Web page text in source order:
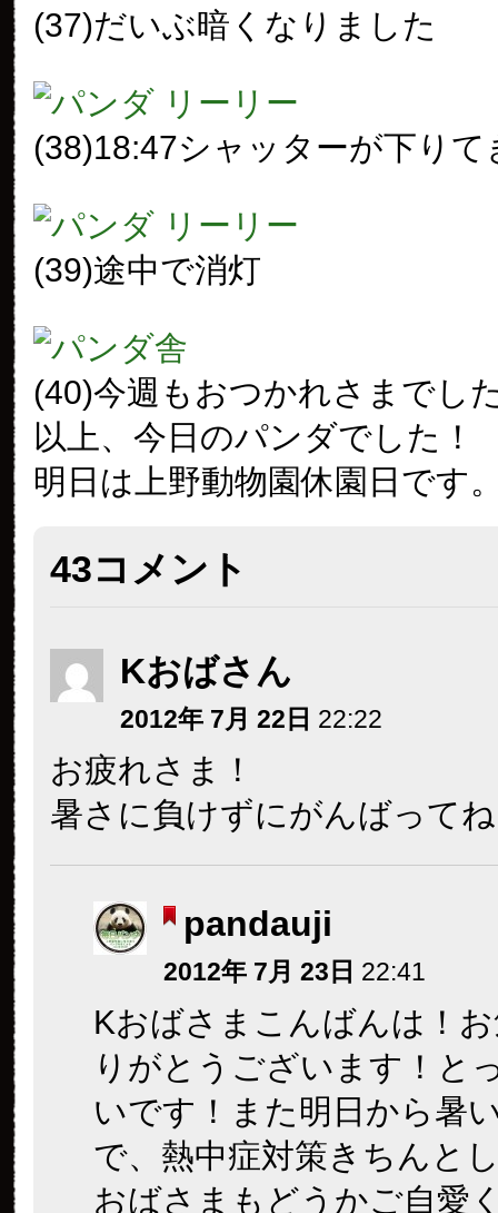
(37)だいぶ暗くなりました
(38)18:47シャッターが下りて
(39)途中で消灯
(40)今週もおつかれさまでし
以上、今日のパンダでした！
明日は上野動物園休園日です
43コメント
Kおばさん
2012年 7月 22日 22:22
お疲れさま！
暑さに負けずにがんばって
pandauji
2012年 7月 23日 22:41
Kおばさまこんばんは！
りがとうございます！と
いです！また明日から暑
で、熱中症対策きちんと
おばさまもどうかご自愛